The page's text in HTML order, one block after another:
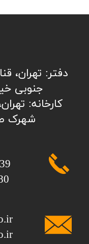
​​​​​​​​دفتر: تهران،
جنوبی
شهرک